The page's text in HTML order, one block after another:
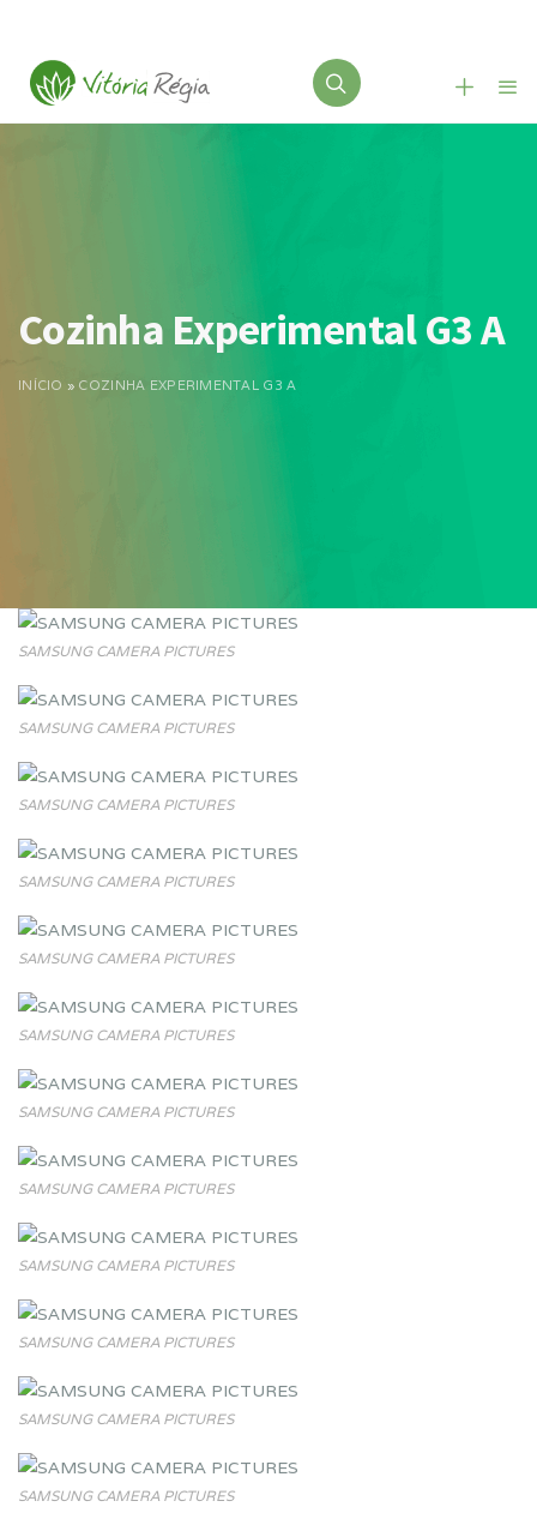
Cozinha Experimental G3 A
INÍCIO » COZINHA EXPERIMENTAL G3 A
SAMSUNG CAMERA PICTURES
SAMSUNG CAMERA PICTURES
SAMSUNG CAMERA PICTURES
SAMSUNG CAMERA PICTURES
SAMSUNG CAMERA PICTURES
SAMSUNG CAMERA PICTURES
SAMSUNG CAMERA PICTURES
SAMSUNG CAMERA PICTURES
SAMSUNG CAMERA PICTURES
SAMSUNG CAMERA PICTURES
SAMSUNG CAMERA PICTURES
SAMSUNG CAMERA PICTURES